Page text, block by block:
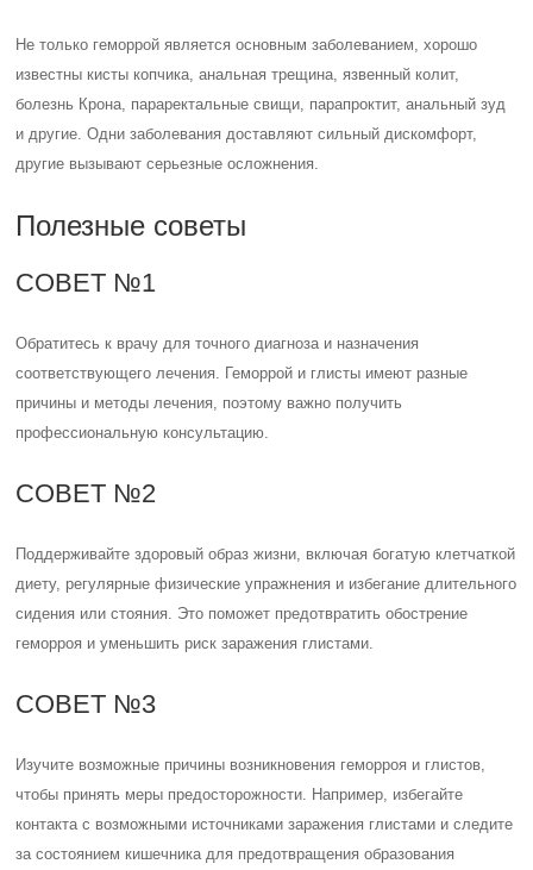
Не только геморрой является основным заболеванием, хорошо
известны кисты копчика, анальная трещина, язвенный колит,
болезнь Крона, параректальные свищи, парапроктит, анальный зуд
и другие. Одни заболевания доставляют сильный дискомфорт,
другие вызывают серьезные осложнения.
Полезные советы
СОВЕТ №1
Обратитесь к врачу для точного диагноза и назначения
соответствующего лечения. Геморрой и глисты имеют разные
причины и методы лечения, поэтому важно получить
профессиональную консультацию.
СОВЕТ №2
Поддерживайте здоровый образ жизни, включая богатую клетчаткой
диету, регулярные физические упражнения и избегание длительного
сидения или стояния. Это поможет предотвратить обострение
геморроя и уменьшить риск заражения глистами.
СОВЕТ №3
Изучите возможные причины возникновения геморроя и глистов,
чтобы принять меры предосторожности. Например, избегайте
контакта с возможными источниками заражения глистами и следите
за состоянием кишечника для предотвращения образования